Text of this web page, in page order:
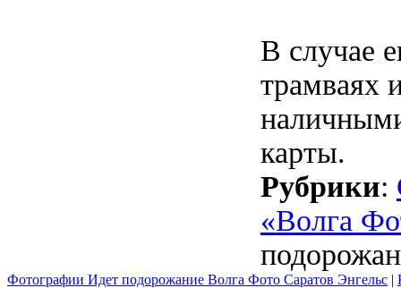
В случае
трамваях
карты.
Рубрики:
«Волга
Фотографии Идет подорожание Волга Фото Саратов Энгельс |